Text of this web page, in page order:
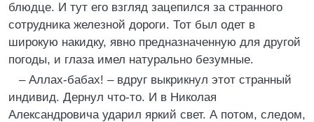
блюдце. И тут его взгляд зацепился за странного
сотрудника железной дороги. Тот был одет в
широкую накидку, явно предназначенную для другой
погоды, и глаза имел натурально безумные.
– Аллах-бабах! – вдруг выкрикнул этот странный
индивид. Дернул что-то. И в Николая
Александровича ударил яркий свет. А потом, следом,